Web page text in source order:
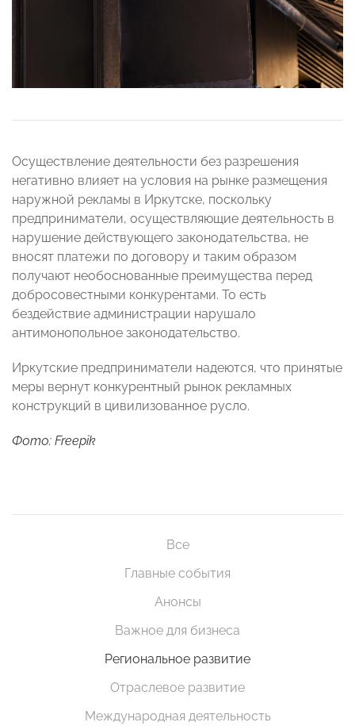
Осуществление деятельности без разрешения
негативно влияет на условия на рынке размещения
наружной рекламы в Иркутске, поскольку
предприниматели, осуществляющие деятельность в
нарушение действующего законодательства, не
вносят платежи по договору и таким образом
получают необоснованные преимущества перед
добросовестными конкурентами. То есть
бездействие администрации нарушало
антимонопольное законодательство.
Иркутские предприниматели надеются, что принятые
меры вернут конкурентный рынок рекламных
конструкций в цивилизованное русло.
Фото: Freepik
Все
Главные события
Анонсы
Важное для бизнеса
Региональное развитие
Отраслевое развитие
Международная деятельность